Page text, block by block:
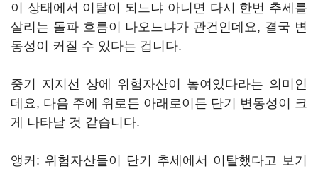
이 상태에서 이탈이 되느냐 아니면 다시 한번 추세를
살리는 돌파 흐름이 나오느냐가 관건인데요, 결국 변
동성이 커질 수 있다는 겁니다.
중기 지지선 상에 위험자산이 놓여있다라는 의미인
데요, 다음 주에 위로든 아래로이든 단기 변동성이 크
게 나타날 것 같습니다.
앵커: 위험자산들이 단기 추세에서 이탈했다고 보기